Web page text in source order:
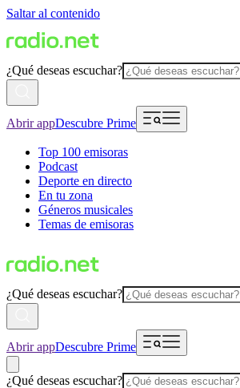
Saltar al contenido
¿Qué deseas escuchar?
Abrir appDescubre Prime
Top 100 emisoras
Podcast
Deporte en directo
En tu zona
Géneros musicales
Temas de emisoras
¿Qué deseas escuchar?
Abrir appDescubre Prime
¿Qué deseas escuchar?